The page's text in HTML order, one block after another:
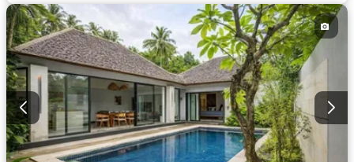
Wifi
Berperabot lengkap